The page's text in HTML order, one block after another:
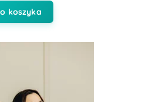
koszyka